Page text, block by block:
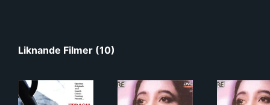
Liknande Filmer (10)